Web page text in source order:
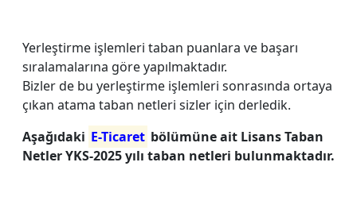
Yerleştirme işlemleri taban puanlara ve başarı
sıralamalarına göre yapılmaktadır.
Bizler de bu yerleştirme işlemleri sonrasında ortaya
çıkan atama taban netleri sizler için derledik.
Aşağıdaki E-Ticaret bölümüne ait Lisans Taban
Netler YKS-2025 yılı taban netleri bulunmaktadır.